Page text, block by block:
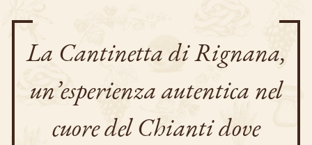
La Cantinetta di Rignana,
un’esperienza autentica nel
cuore del Chiantidove